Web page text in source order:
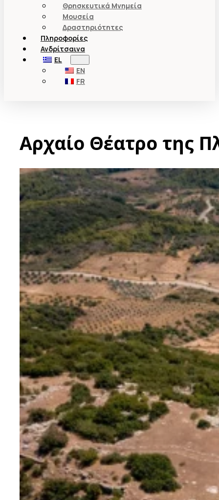
Θρησκευτικά Μνημεία
Μουσεία
Δραστηριότητες
Πληροφορίες
Ανδρίτσαινα
EL
EN
FR
Αρχαίο Θέατρο της